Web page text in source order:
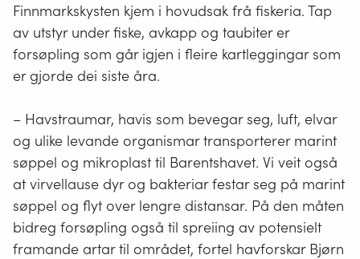
Finnmarkskysten kjem i hovudsak frå fiskeria. Tap
av utstyr under fiske, avkapp og taubiter er
forsøpling som går igjen i fleire kartleggingar som
er gjorde dei siste åra.
– Havstraumar, havis som bevegar seg, luft, elvar
og ulike levande organismar transporterer marint
søppel og mikroplast til Barentshavet. Vi veit også
at virvellause dyr og bakteriar festar seg på marint
søppel og flyt over lengre distansar. På den måten
bidreg forsøpling også til spreiing av potensielt
framande artar til området, fortel havforskar Bjørn